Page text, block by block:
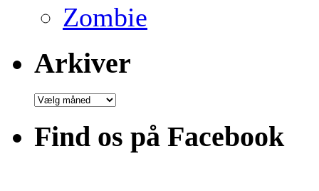
Zombie
Arkiver
Arkiver
Find os på Facebook